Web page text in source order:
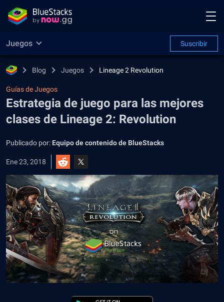
Juegos Suscribir
Blog Juegos Lineage 2 Revolution
Guías de Juegos
Estrategia de juego para las mejores
clases de Lineage 2: Revolution
Publicado por: Equipo de contenido de BlueStacks
Ene 23, 2018